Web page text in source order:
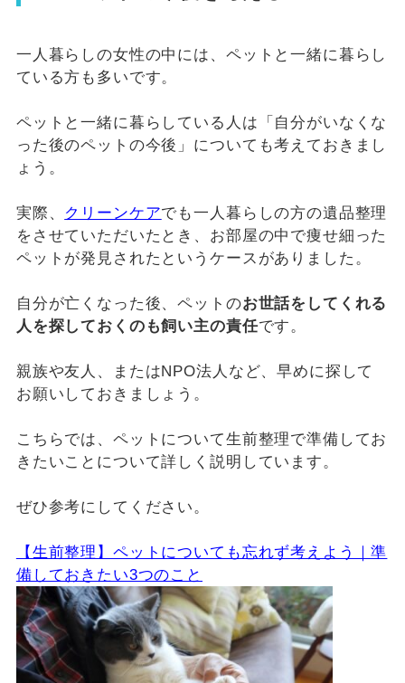
一人暮らしの女性の中には、ペットと一緒に暮らし
ている方も多いです。
ペットと一緒に暮らしている人は「自分がいなくな
った後のペットの今後」についても考えておきまし
ょう。
実際、 クリーンケアでも一人暮らしの方の遺品整理
をさせていただいたとき、お部屋の中で痩せ細った
ペットが発見されたというケースがありました。
自分が亡くなった後、ペットのお世話をしてくれる
人を探しておくのも飼い主の責任です。
親族や友人、またはNPO法人など、早めに探して
お願いしておきましょう。
こちらでは、ペットについて生前整理で準備してお
きたいことについて詳しく説明しています。
ぜひ参考にしてください。
【生前整理】ペットについても忘れず考えよう｜準
備しておきたい3つのこと